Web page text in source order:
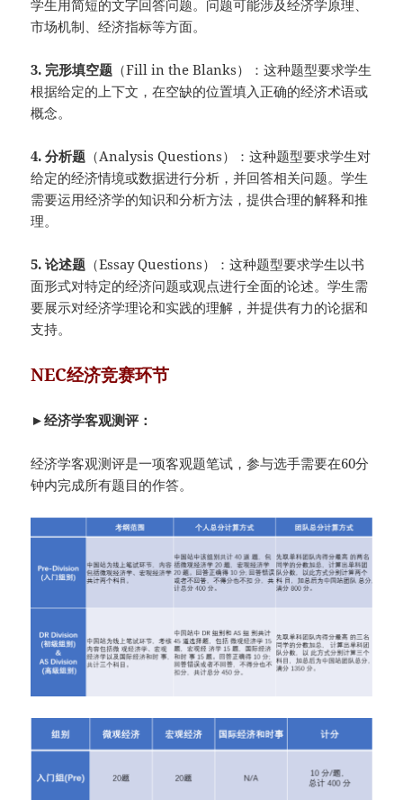
学生用简短的文字回答问题。问题可能涉及经济学原理、
市场机制、经济指标等方面。
3. 完形填空题 （Fill in the Blanks）：这种题型要求学生
根据给定的上下文，在空缺的位置填入正确的经济术语或
概念。
4. 分析题 （Analysis Questions）：这种题型要求学生对
给定的经济情境或数据进行分析，并回答相关问题。学生
需要运用经济学的知识和分析方法，提供合理的解释和推
理。
5. 论述题 （Essay Questions）：这种题型要求学生以书
面形式对特定的经济问题或观点进行全面的论述。学生需
要展示对经济学理论和实践的理解，并提供有力的论据和
支持。
NEC经济竞赛环节
►经济学客观测评：
经济学客观测评是一项客观题笔试，参与选手需要在60分
钟内完成所有题目的作答。